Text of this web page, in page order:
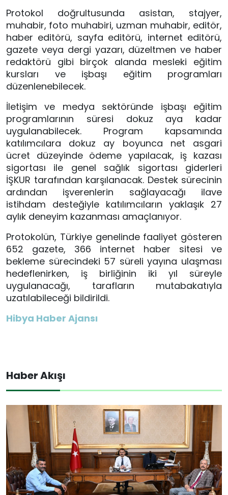
Protokol doğrultusunda asistan, stajyer,
muhabir, foto muhabiri, uzman muhabir, editör,
haber editörü, sayfa editörü, internet editörü,
gazete veya dergi yazarı, düzeltmen ve haber
redaktörü gibi birçok alanda mesleki eğitim
kursları ve işbaşı eğitim programları
düzenlenebilecek.
İletişim ve medya sektöründe işbaşı eğitim
programlarının süresi dokuz aya kadar
uygulanabilecek. Program kapsamında
katılımcılara dokuz ay boyunca net asgari
ücret düzeyinde ödeme yapılacak, iş kazası
sigortası ile genel sağlık sigortası giderleri
İŞKUR tarafından karşılanacak. Destek sürecinin
ardından işverenlerin sağlayacağı ilave
istihdam desteğiyle katılımcıların yaklaşık 27
aylık deneyim kazanması amaçlanıyor.
Protokolün, Türkiye genelinde faaliyet gösteren
652 gazete, 366 internet haber sitesi ve
bekleme sürecindeki 57 süreli yayına ulaşması
hedeflenirken, iş birliğinin iki yıl süreyle
uygulanacağı, tarafların mutabakatıyla
uzatılabileceği bildirildi.
Hibya Haber Ajansı
Haber Akışı